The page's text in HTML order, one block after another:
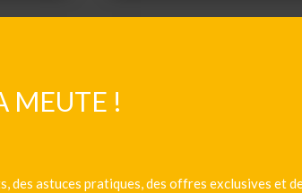
MEUTE !
des astuces pratiques, des offres exclusives et